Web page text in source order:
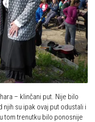
– klinčani put. Nije bilo
su ipak ovaj put odustali i
tom trenutku bilo ponosnije